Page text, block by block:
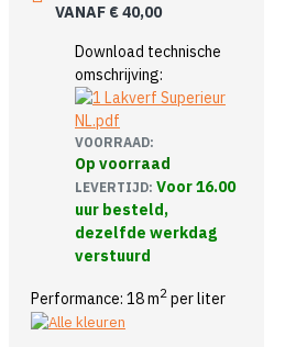
VANAF € 40,00
Download technische
omschrijving:
VOORRAAD:
Op voorraad
LEVERTIJD: Voor 16.00
uur besteld,
dezelfde werkdag
verstuurd
Performance: 18 m2 per liter